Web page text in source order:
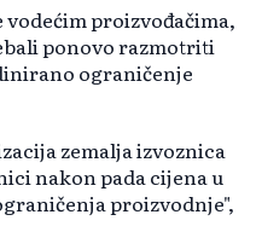
proizvođačima,
ponovo razmotriti
ograničenje
zemalja izvoznica
nakon pada cijena u
proizvodnje",